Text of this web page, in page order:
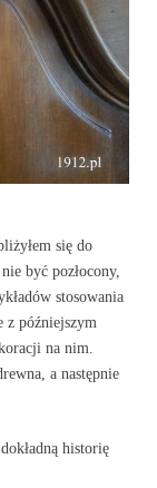
się do
być pozłocony,
stosowania
z późniejszym
na nim.
a następnie
historię